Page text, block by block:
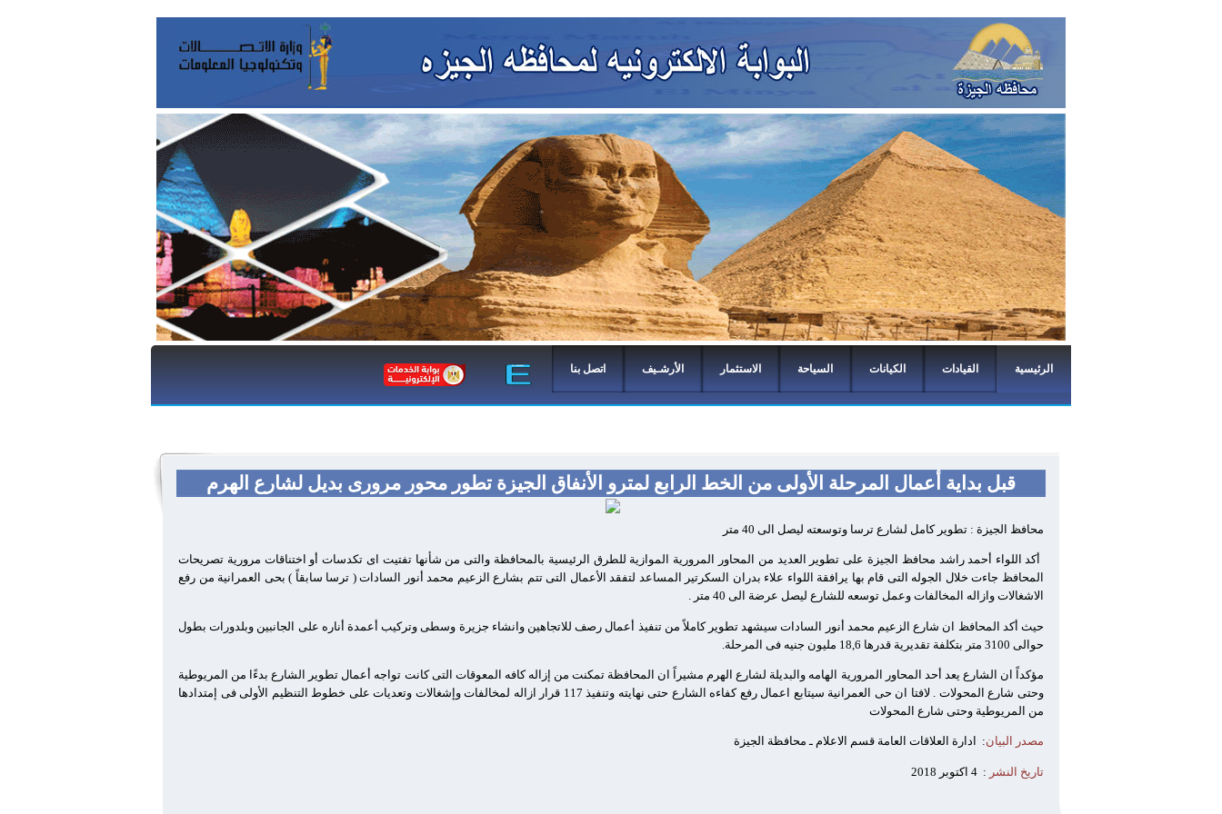
الرئيسية القيادات الكيانات السياحة الاستثمار الأرشـيف اتصل بنا
قبل بداية أعمال المرحلة الأولى من الخط الرابع لمترو الأنفاق الجيزة تطور محور مرورى بديل لشارع الهرم
محافظ الجيزة : تطوير كامل لشارع ترسا وتوسعته ليصل الى 40 متر
أكد اللواء أحمد راشد محافظ الجيزة على تطوير العديد من المحاور المرورية الموازية للطرق الرئيسية بالمحافظة والتى من شأنها تفتيت اى تكدسات أو اختناقات مرورية تصريحات
المحافظ جاءت خلال الجوله التى قام بها يرافقة اللواء علاء بدران السكرتير المساعد لتفقد الأعمال التى تتم بشارع الزعيم محمد أنور السادات ( ترسا سابقاً ) بحى العمرانية من رفع
الاشغالات وازاله المخالفات وعمل توسعه للشارع ليصل عرضة الى 40 متر .
حيث أكد المحافظ ان شارع الزعيم محمد أنور السادات سيشهد تطوير كاملاً من تنفيذ أعمال رصف للاتجاهين وانشاء جزيرة وسطى وتركيب أعمدة أناره على الجانبين وبلدورات بطول
حوالى 3100 متر بتكلفة تقديرية قدرها 18,6 مليون جنيه فى المرحلة.
مؤكداً ان الشارع يعد أحد المحاور المرورية الهامه والبديلة لشارع الهرم مشيراً ان المحافظة تمكنت من إزاله كافه المعوقات التى كانت تواجه أعمال تطوير الشارع بدءًا من المريوطية
وحتى شارع المحولات . لافتا ان حى العمرانية سيتابع اعمال رفع كفاءه الشارع حتى نهايته وتنفيذ 117 قرار ازاله لمخالفات وإشغالات وتعديات على خطوط التنظيم الأولى فى إمتدادها
من المريوطية وحتى شارع المحولات
مصدر البيان: ادارة العلاقات العامة قسم الاعلام ـ محافظة الجيزة
تاريخ النشر : 4 اكتوبر 2018